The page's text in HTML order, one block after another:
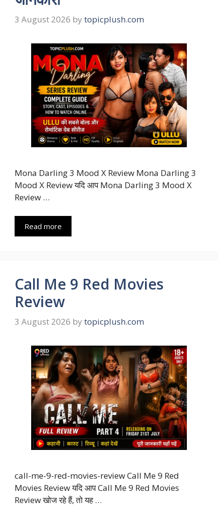
3 August 2026 by topicplush.com
Mona Darling 3 Mood X Review Mona Darling 3
Mood X Review यदि आप Mona Darling 3 Mood X
Review …
Read more
Call Me 9 Red Movies
Review
3 August 2026 by topicplush.com
call-me-9-red-movies-review Call Me 9 Red
Movies Review यदि आप Call Me 9 Red Movies
Review खोज रहे हैं, तो यह …